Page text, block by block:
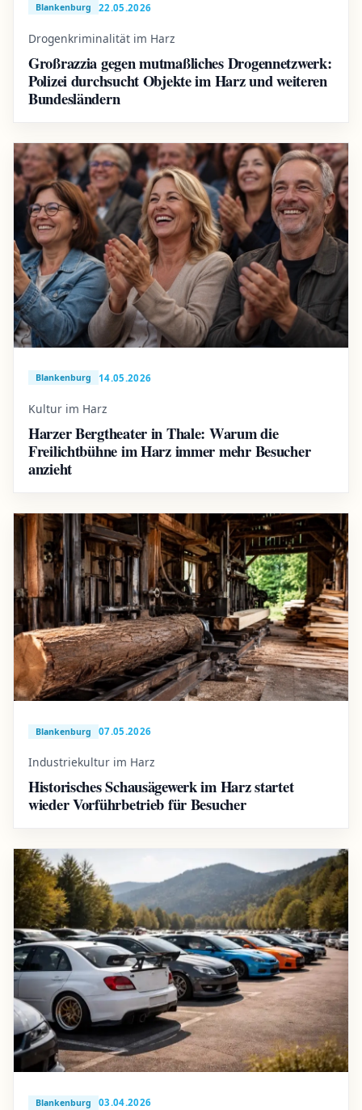
Blankenburg 22.05.2026
Drogenkriminalität im Harz
Großrazzia gegen mutmaßliches Drogennetzwerk:
Polizei durchsucht Objekte im Harz und weiteren
Bundesländern
Blankenburg 14.05.2026
Kultur im Harz
Harzer Bergtheater in Thale: Warum die
Freilichtbühne im Harz immer mehr Besucher
anzieht
Blankenburg 07.05.2026
Industriekultur im Harz
Historisches Schausägewerk im Harz startet
wieder Vorführbetrieb für Besucher
Blankenburg 03.04.2026